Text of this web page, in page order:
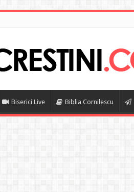
Biserici Live Biblia Cornilescu